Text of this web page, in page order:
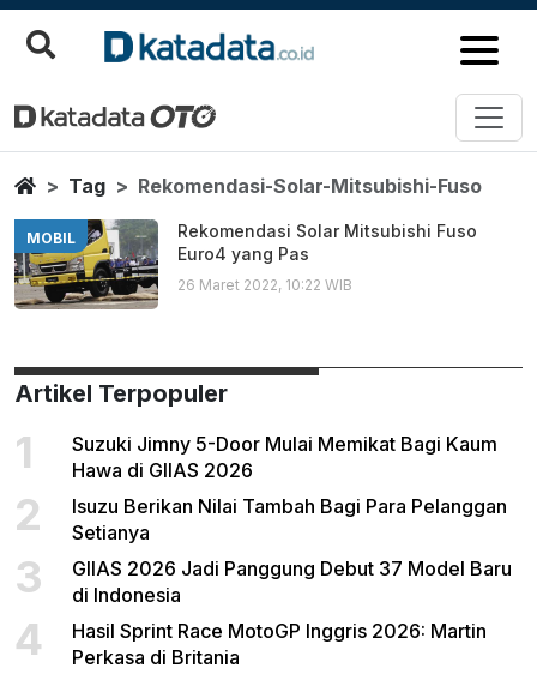
Rekomendasi Solar Mitsubishi
Berita Terbaru
HomeTag Rekomendasi-Solar-Mitsubishi-Fuso
MOBIL
Rekomendasi Solar Mitsubishi Fuso
Euro4 yang Pas
26 Maret 2022, 10:22 WIB
Artikel Terpopuler
1
Suzuki Jimny 5-Door Mulai Memikat Bagi Kaum
Hawa di GIIAS 2026
2
Isuzu Berikan Nilai Tambah Bagi Para Pelanggan
Setianya
3
GIIAS 2026 Jadi Panggung Debut 37 Model Baru
di Indonesia
4
Hasil Sprint Race MotoGP Inggris 2026: Martin
Perkasa di Britania